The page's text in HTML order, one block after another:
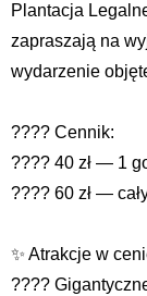
Plantacja
zapraszają na
wydarzenie
????️ Cennik:
???? 40 zł — 1
???? 60 zł —
✨ Atrakcje w
????